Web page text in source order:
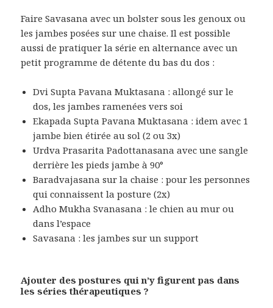
Faire Savasana avec un bolster sous les genoux ou
les jambes posées sur une chaise. Il est possible
aussi de pratiquer la série en alternance avec un
petit programme de détente du bas du dos :
Dvi Supta Pavana Muktasana : allongé sur le
dos, les jambes ramenées vers soi
Ekapada Supta Pavana Muktasana : idem avec 1
jambe bien étirée au sol (2 ou 3x)
Urdva Prasarita Padottanasana avec une sangle
derrière les pieds jambe à 90°
Baradvajasana sur la chaise : pour les personnes
qui connaissent la posture (2x)
Adho Mukha Svanasana : le chien au mur ou
dans l’espace
Savasana : les jambes sur un support
Ajouter des postures qui n’y figurent pas dans
les séries thérapeutiques ?